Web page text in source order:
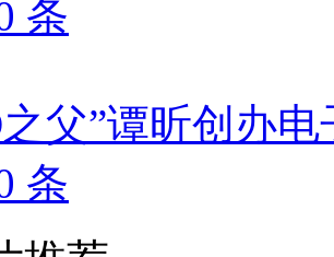
条
父”谭昕创办
条